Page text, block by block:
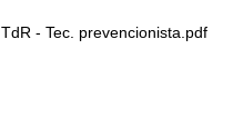
TdR - Tec. prevencionista.pdf